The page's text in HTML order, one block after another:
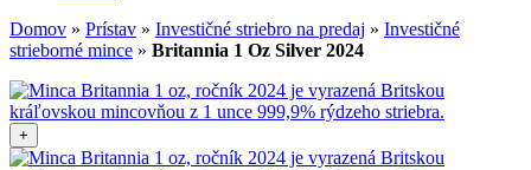
Domov » Prístav » Investičné striebro na predaj » Investičné
strieborné mince » Britannia 1 Oz Silver 2024
+